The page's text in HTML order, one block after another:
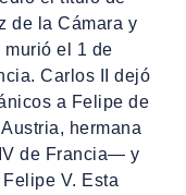
de la Cámara y
murió el 1 de
Carlos II dejó
a Felipe de
hermana
de Francia― y
V. Esta